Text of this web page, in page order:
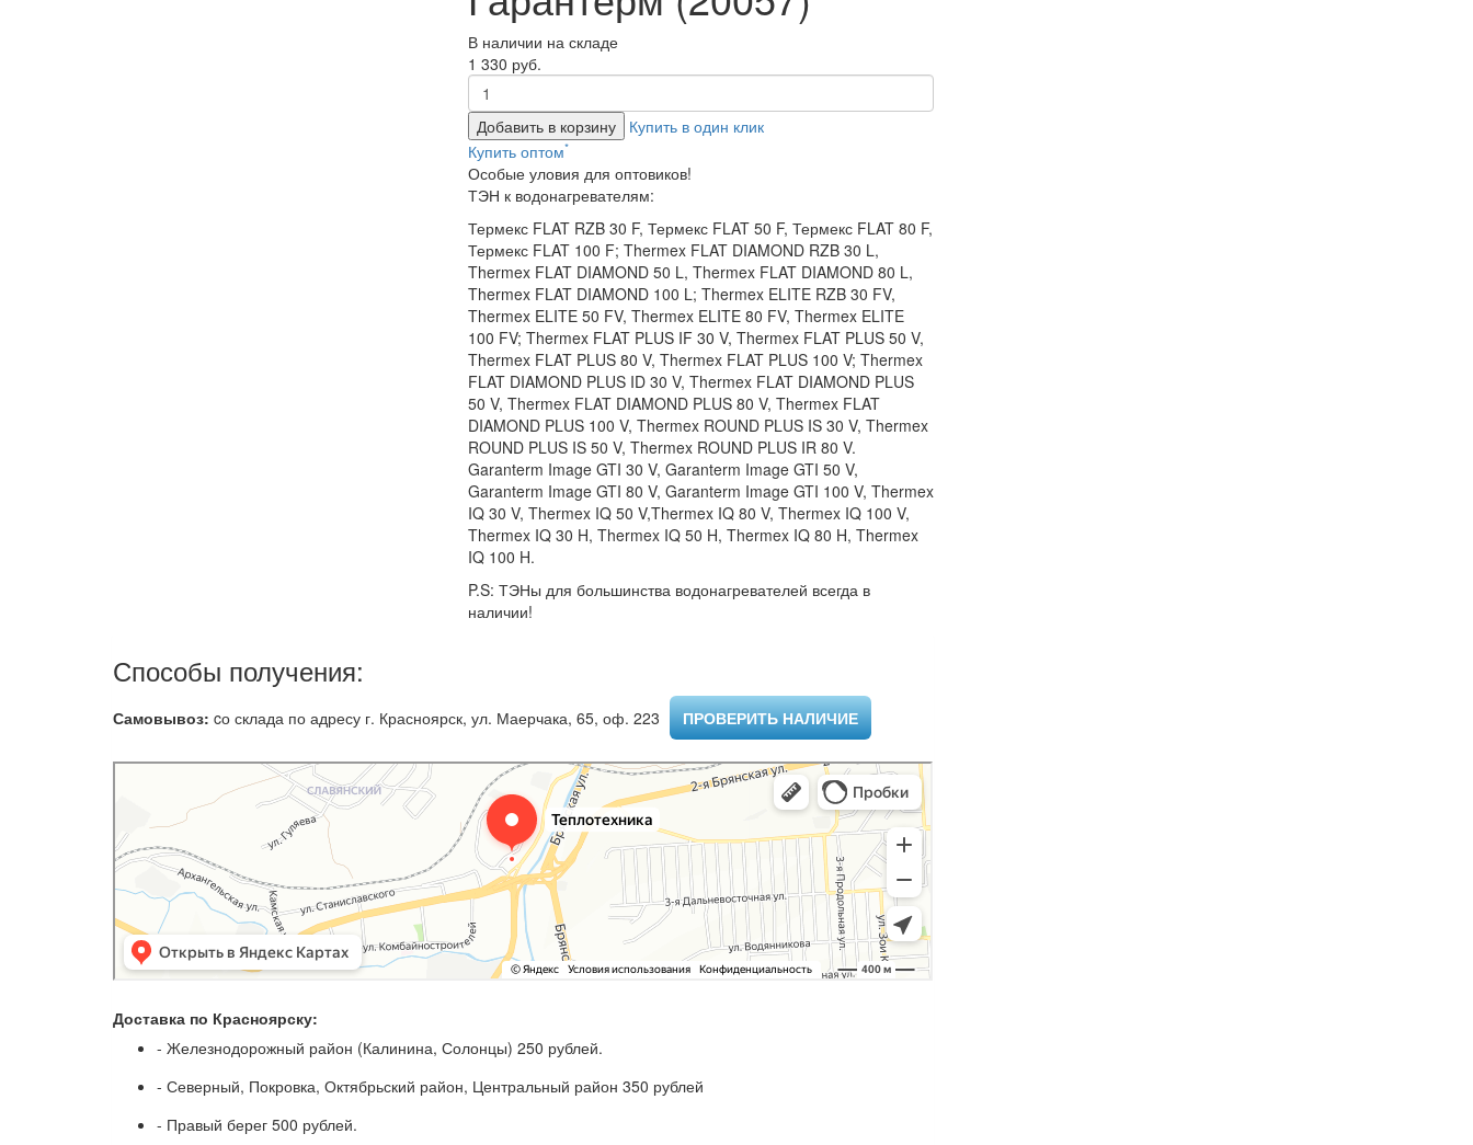
В наличии на складе
1 330 руб.
Добавить в корзину
Купить в один клик
Купить оптом*
Особые уловия для оптовиков!
ТЭН к водонагревателям:
Термекс FLAT RZB 30 F, Термекс FLAT 50 F, Термекс FLAT 80 F,
Термекс FLAT 100 F; Thermex FLAT DIAMOND RZB 30 L,
Thermex FLAT DIAMOND 50 L, Thermex FLAT DIAMOND 80 L,
Thermex FLAT DIAMOND 100 L; Thermex ELITE RZB 30 FV,
Thermex ELITE 50 FV, Thermex ELITE 80 FV, Thermex ELITE
100 FV; Thermex FLAT PLUS IF 30 V, Thermex FLAT PLUS 50 V,
Thermex FLAT PLUS 80 V, Thermex FLAT PLUS 100 V; Thermex
FLAT DIAMOND PLUS ID 30 V, Thermex FLAT DIAMOND PLUS
50 V, Thermex FLAT DIAMOND PLUS 80 V, Thermex FLAT
DIAMOND PLUS 100 V, Thermex ROUND PLUS IS 30 V, Thermex
ROUND PLUS IS 50 V, Thermex ROUND PLUS IR 80 V.
Garanterm Image GTI 30 V, Garanterm Image GTI 50 V,
Garanterm Image GTI 80 V, Garanterm Image GTI 100 V, Thermex
IQ 30 V, Thermex IQ 50 V,Thermex IQ 80 V, Thermex IQ 100 V,
Thermex IQ 30 H, Thermex IQ 50 H, Thermex IQ 80 H, Thermex
IQ 100 H.
P.S: ТЭНы для большинства водонагревателей всегда в
наличии!
Способы получения:
Самовывоз: cо склада по адресу г. Красноярск, ул. Маерчака, 65, оф. 223 ​ ПРОВЕРИТЬ НАЛИЧИЕ
Доставка по Красноярску:
- Железнодорожный район (Калинина, Солонцы) 250 рублей.
- Северный, Покровка, Октябрьский район, Центральный район 350 рублей
- Правый берег 500 рублей.